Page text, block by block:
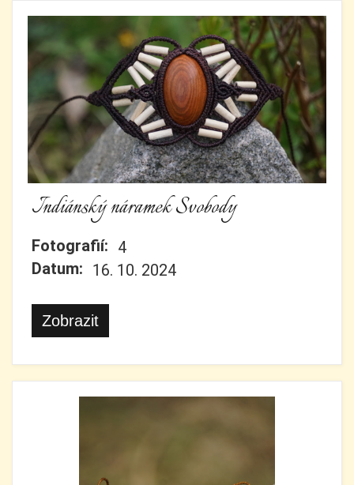
Indiánský náramek Svobody
Fotografií: 4
Datum: 16. 10. 2024
Zobrazit